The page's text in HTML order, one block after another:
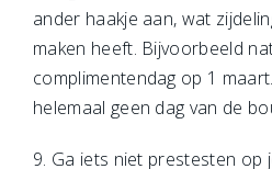
ander haakje aan, wat
maken heeft. Bijvoorbeeld
complimentendag op 1
helemaal geen dag van de
9. Ga iets niet prestesten op